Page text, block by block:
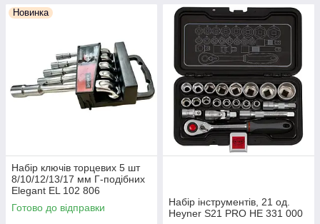
Новинка
Набір ключів торцевих 5 шт
8/10/12/13/17 мм Г-подібних
Elegant EL 102 806
Готово до відправки
Набір інструментів, 21 од.
Heyner S21 PRO НЕ 331 000